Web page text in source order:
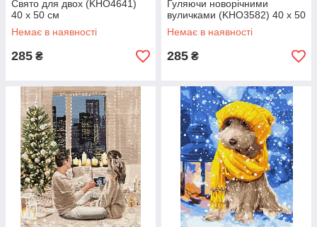
Свято для двох (KHO4641)
40 х 50 см
Немає в наявності
285 ₴
Гуляючи новорічними
вуличками (KHO3582) 40 х 50
см
Немає в наявності
285 ₴